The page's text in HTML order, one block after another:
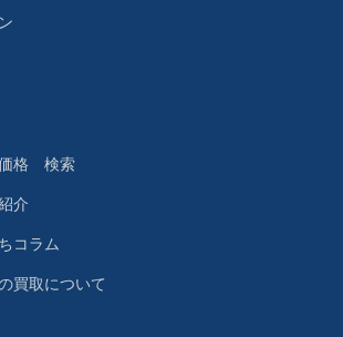
価格 検索
介
コラム
買取について